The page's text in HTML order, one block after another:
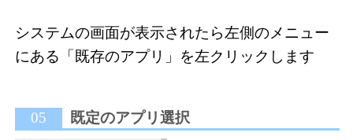
システムの画面が表示されたら左側のメニュー
にある「既存のアプリ」を左クリックします
05 既定のアプリ選択